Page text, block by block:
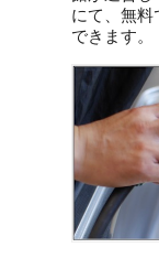
にて、無
できます。